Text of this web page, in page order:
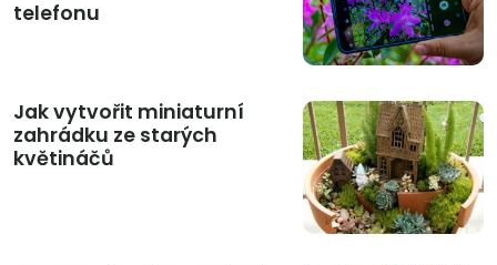
telefonu
Jak vytvořit miniaturní
zahrádku ze starých
květináčů